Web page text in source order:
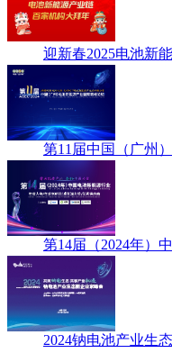
迎新春2025电池新
第11届中国（广州
第14届（2024年）
2024钠电池产业生